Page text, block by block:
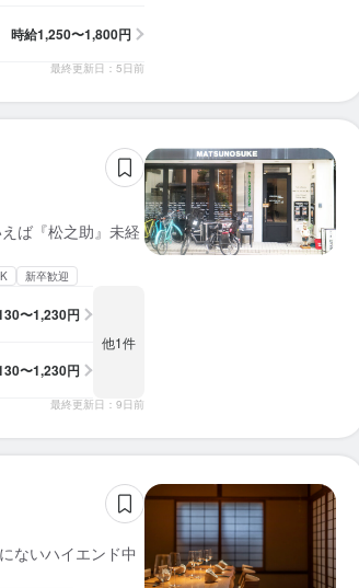
時給1,250〜1,800円
最終更新日：5日前
ば『松之助』未経
新卒歓迎
〜1,230円
〜1,230円
他1件
最終更新日：9日前
ないハイエンド中